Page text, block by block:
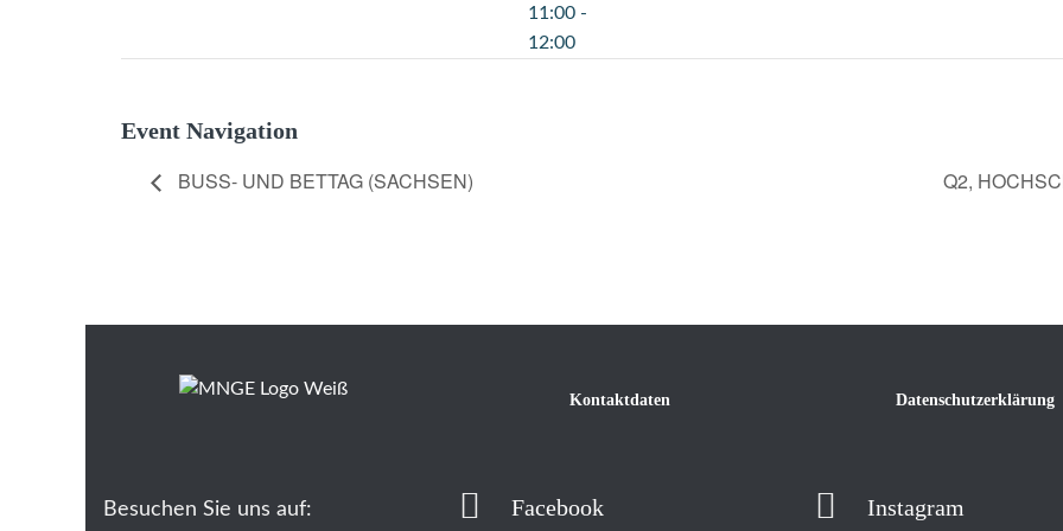
11:00 -
12:00
Event Navigation
BUSS- UND BETTAG (SACHSEN) Q2,
Kontaktdaten Datenschutzerklärung
Besuchen Sie uns auf: Facebook Instagram